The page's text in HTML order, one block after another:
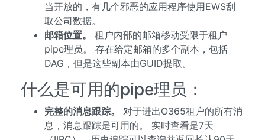
当开放的，有几个邪恶的应用程序使用EWS刮
取公司数据。
邮箱位置。
租户内部的邮箱移动受限于租户
pipe理员。 存在给定邮箱的多个副本，包括
DAG，但是这些副本由GUID提取。
什么是可用的pipe理员：
完整的消息跟踪。
对于进出O365租户的所有消
息，消息跟踪是可用的。 实时查看是7天